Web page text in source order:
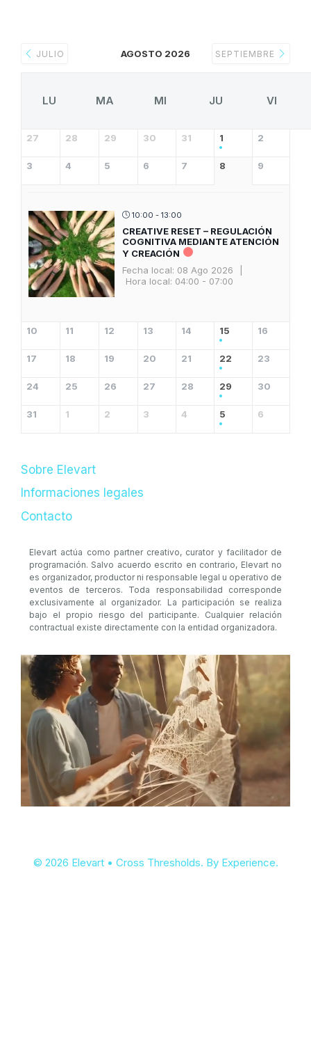
JULIO AGOSTO 2026 SEPTIEMBRE
LU MA MI JU VI
27 28 29 30 31 1 2
3 4 5 6 7 8 9
10:00 - 13:00
CREATIVE RESET – REGULACIÓN
COGNITIVA MEDIANTE ATENCIÓN
Y CREACIÓN
Fecha local: 08 Ago 2026
Hora local: 04:00 - 07:00
10 11 12 13 14 15 16
17 18 19 20 21 22 23
24 25 26 27 28 29 30
31 1 2 3 4 5 6
Sobre Elevart
Informaciones legales
Contacto
Elevart actúa como partner creativo, curator y facilitador de
programación. Salvo acuerdo escrito en contrario, Elevart no
es organizador, productor ni responsable legal u operativo de
eventos de terceros. Toda responsabilidad corresponde
exclusivamente al organizador. La participación se realiza
bajo el propio riesgo del participante. Cualquier relación
contractual existe directamente con la entidad organizadora.
© 2026 Elevart • Cross Thresholds. By Experience.